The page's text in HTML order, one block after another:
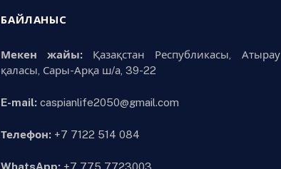
БАЙЛАНЫС
Мекен жайы:Қазақстан Республикасы, Атырау
қаласы, Сары-Арқа ш/а, 39-22
E-mail: caspianlife2050@gmail.com
Телефон: +7 7122 514 084